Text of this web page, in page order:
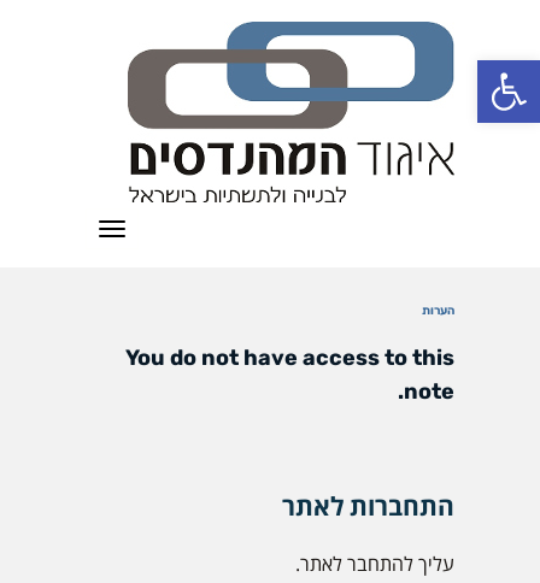
פתח סרגל נגישות
תפריט
הערות
You do not have access to this
note.
התחברות לאתר
עליך להתחבר לאתר.